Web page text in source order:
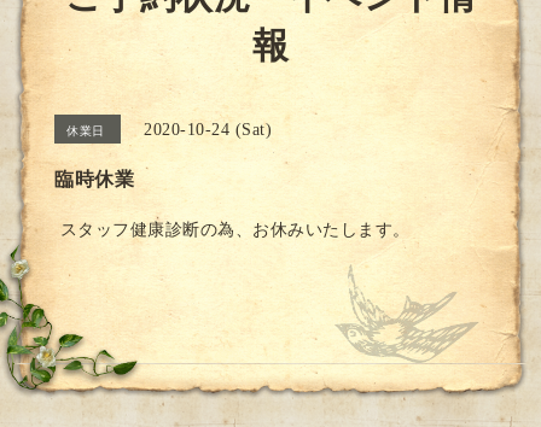
報
休業日 2020-10-24 (Sat)
臨時休業
スタッフ健康診断の為、お休みいたします。